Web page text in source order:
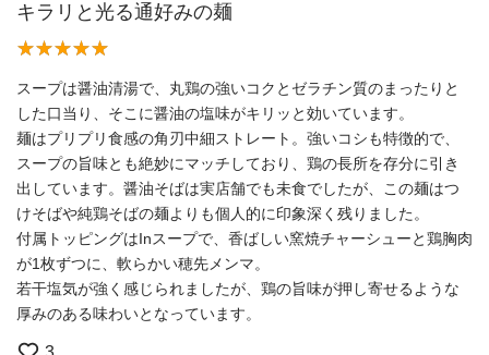
キラリと光る通好みの麺
スープは醤油清湯で、丸鶏の強いコクとゼラチン質のまったりと
した口当り、そこに醤油の塩味がキリッと効いています。
麺はプリプリ食感の角刃中細ストレート。強いコシも特徴的で、
スープの旨味とも絶妙にマッチしており、鶏の長所を存分に引き
出しています。醤油そばは実店舗でも未食でしたが、この麺はつ
けそばや純鶏そばの麺よりも個人的に印象深く残りました。
付属トッピングはInスープで、香ばしい窯焼チャーシューと鶏胸肉
が1枚ずつに、軟らかい穂先メンマ。
若干塩気が強く感じられましたが、鶏の旨味が押し寄せるような
厚みのある味わいとなっています。